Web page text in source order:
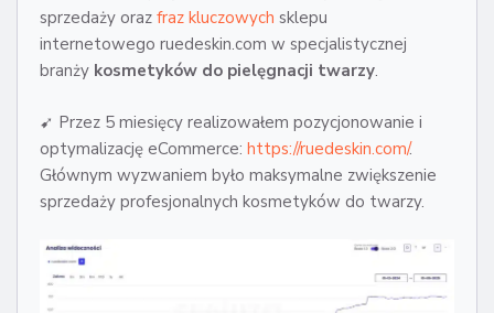
sprzedaży oraz fraz kluczowych sklepu
internetowego ruedeskin.com w specjalistycznej
branży kosmetyków do pielęgnacji twarzy.
➹ Przez 5 miesięcy realizowałem pozycjonowanie i
optymalizację eCommerce: https://ruedeskin.com/.
Głównym wyzwaniem było maksymalne zwiększenie
sprzedaży profesjonalnych kosmetyków do twarzy.